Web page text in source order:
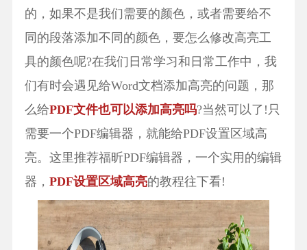
的，如果不是我们需要的颜色，或者需要给不
同的段落添加不同的颜色，要怎么修改高亮工
具的颜色呢?在我们日常学习和日常工作中，我
们有时会遇见给Word文档添加高亮的问题，那
么给PDF文件也可以添加高亮吗?当然可以了!只
需要一个PDF编辑器，就能给PDF设置区域高
亮。这里推荐福昕PDF编辑器，一个实用的编辑
器， PDF设置区域高亮的教程往下看!